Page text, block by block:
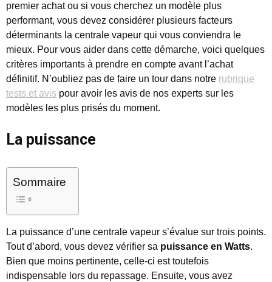
premier achat ou si vous cherchez un modèle plus
performant, vous devez considérer plusieurs facteurs
déterminants la centrale vapeur qui vous conviendra le
mieux. Pour vous aider dans cette démarche, voici quelques
critères importants à prendre en compte avant l’achat
définitif. N’oubliez pas de faire un tour dans notre rubrique
tests et avis pour avoir les avis de nos experts sur les
modèles les plus prisés du moment.
La puissance
Sommaire
La puissance d’une centrale vapeur s’évalue sur trois points.
Tout d’abord, vous devez vérifier sa puissance en Watts.
Bien que moins pertinente, celle-ci est toutefois
indispensable lors du repassage. Ensuite, vous avez